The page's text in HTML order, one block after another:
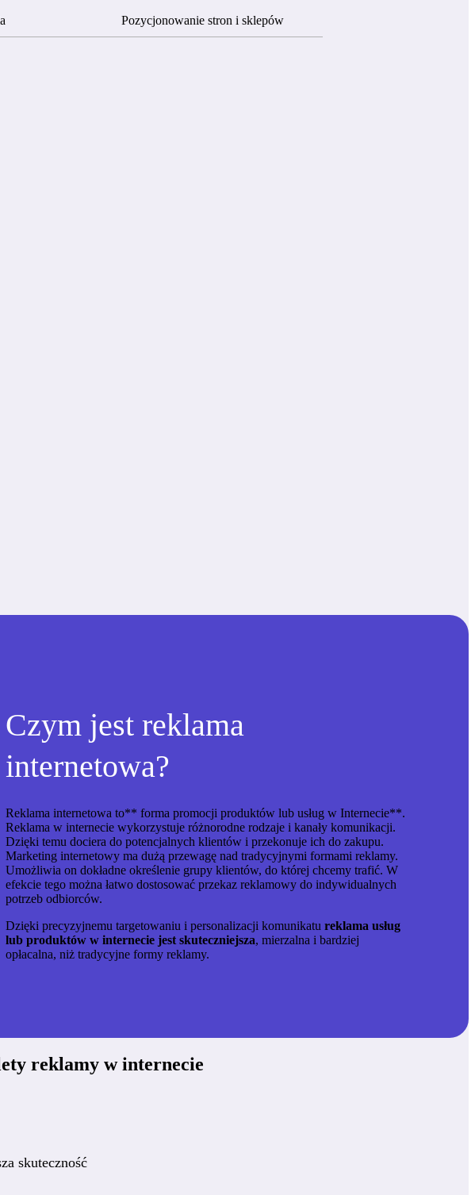
Pozycjonowanie stron i sklepów
Czym jest reklama
internetowa?
Reklama internetowa to** forma promocji produktów lub usług w Internecie**.
Reklama w internecie wykorzystuje różnorodne rodzaje i kanały komunikacji.
Dzięki temu dociera do potencjalnych klientów i przekonuje ich do zakupu.
Marketing internetowy ma dużą przewagę nad tradycyjnymi formami reklamy.
Umożliwia on dokładne określenie grupy klientów, do której chcemy trafić. W
efekcie tego można łatwo dostosować przekaz reklamowy do indywidualnych
potrzeb odbiorców.
Dzięki precyzyjnemu targetowaniu i personalizacji komunikatu reklama usług
lub produktów w internecie jest skuteczniejsza, mierzalna i bardziej
opłacalna, niż tradycyjne formy reklamy.
reklamy w internecie
skuteczność